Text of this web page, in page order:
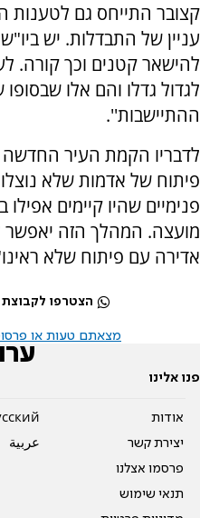
קצובר התייחס גם לטענות
עניין של התבדלות. יש
להישאר קטנים וכך קורה.
לגדול גדלו והם אלו שבסופו
ההתיישבות''.
לדבריו הקמת העיר
פיתוח של אדמות שלא נוצלו
פנימיים שהיו קיימים
מועצה. המהלך הזה יאפשר
אדירה עם פיתוח שלא
הצטרפו לקבוצת
מצאתם טעות או
פנו אלינו
אודות
יצירת קשר
פרסמו אצלנו
תנאי שימוש
عربية